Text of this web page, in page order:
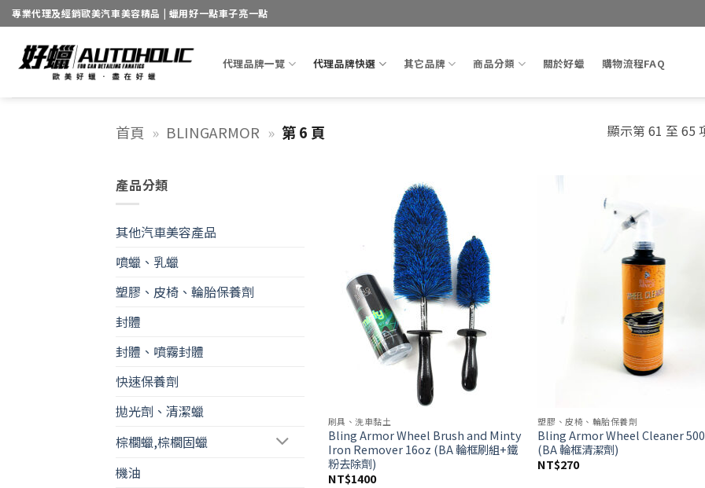
Skip
to
content
專業代理及經銷歐美汽車美容精品 | 蠟用好一點車子亮一點
代理品牌一覽 代理品牌快選 其它品牌 商品分類 關於好蠟 購物流程FAQ
首頁 » BLINGARMOR » 第 6 頁 顯示第 61 至 65
產品分類
其他汽車美容產品
噴蠟、乳蠟
塑膠、皮椅、輪胎保養劑
封體
封體、噴霧封體
快速保養劑
拋光劑、清潔蠟
棕櫚蠟,棕櫚固蠟
機油
刷具、洗車黏土
Bling Armor Wheel Brush and Minty
Iron Remover 16oz (BA 輪框刷組+鐵
粉去除劑)
NT$1400
塑膠、皮椅、輪胎保養劑
Bling Armor Wheel Cleaner
(BA 輪框清潔劑)
NT$270